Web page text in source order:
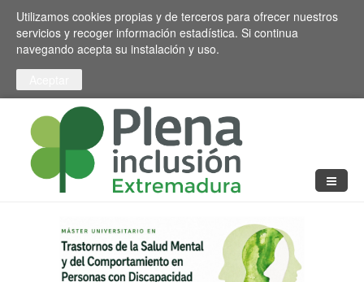
Pasar al contenido principal
Toggle high contrast
Utilizamos cookies propias y de terceros para ofrecer nuestros
servicios y recoger información estadística. Si continua
navegando acepta su instalación y uso.